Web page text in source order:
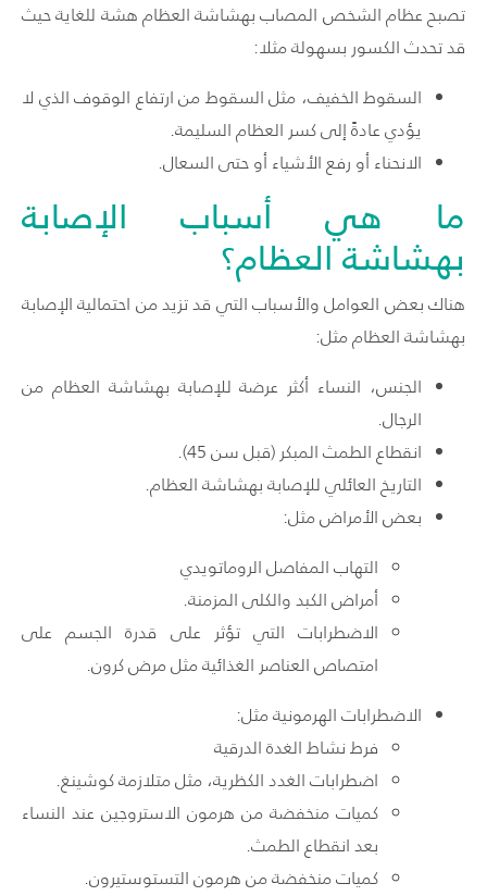
تصبح عظام الشخص المصاب بهشاشة العظام هشة للغاية حيث
قد تحدث الكسور بسهولة مثلا:
السقوط الخفيف، مثل السقوط من ارتفاع الوقوف الذي لا
يؤدي عادةً إلى كسر العظام السليمة.
الانحناء أو رفع الأشياء أو حتى السعال.
ما هي أسباب الإصابة
بهشاشة العظام؟
هناك بعض العوامل والأسباب التي قد تزيد من احتمالية الإصابة
بهشاشة العظام مثل:
الجنس، النساء أكثر عرضة للإصابة بهشاشة العظام من
الرجال.
انقطاع الطمث المبكر (قبل سن 45).
التاريخ العائلي للإصابة بهشاشة العظام.
بعض الأمراض مثل:
التهاب المفاصل الروماتويدي
أمراض الكبد والكلى المزمنة.
الاضطرابات التي تؤثر على قدرة الجسم على
امتصاص العناصر الغذائية مثل مرض كرون.
الاضطرابات الهرمونية مثل:
فرط نشاط الغدة الدرقية
اضطرابات الغدد الكظرية، مثل متلازمة كوشينغ.
كميات منخفضة من هرمون الاستروجين عند النساء
بعد انقطاع الطمث.
كميات منخفضة من هرمون التستوستيرون.